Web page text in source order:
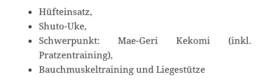
Hüfteinsatz,
Shuto-Uke,
Schwerpunkt: Mae-Geri Kekomi (inkl.
Pratzentraining),
Bauchmuskeltraining und Liegestütze